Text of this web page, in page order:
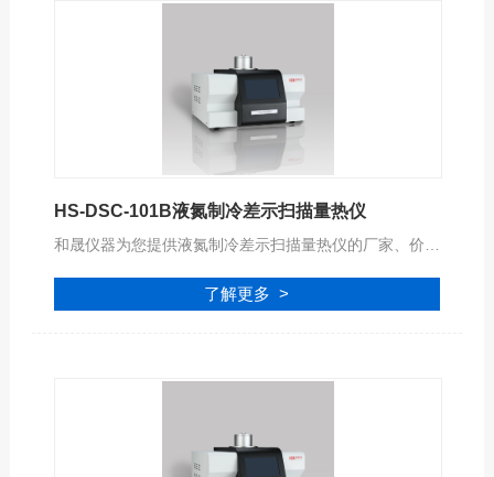
HS-DSC-101B液氮制冷差示扫描量热仪
了解更多 >